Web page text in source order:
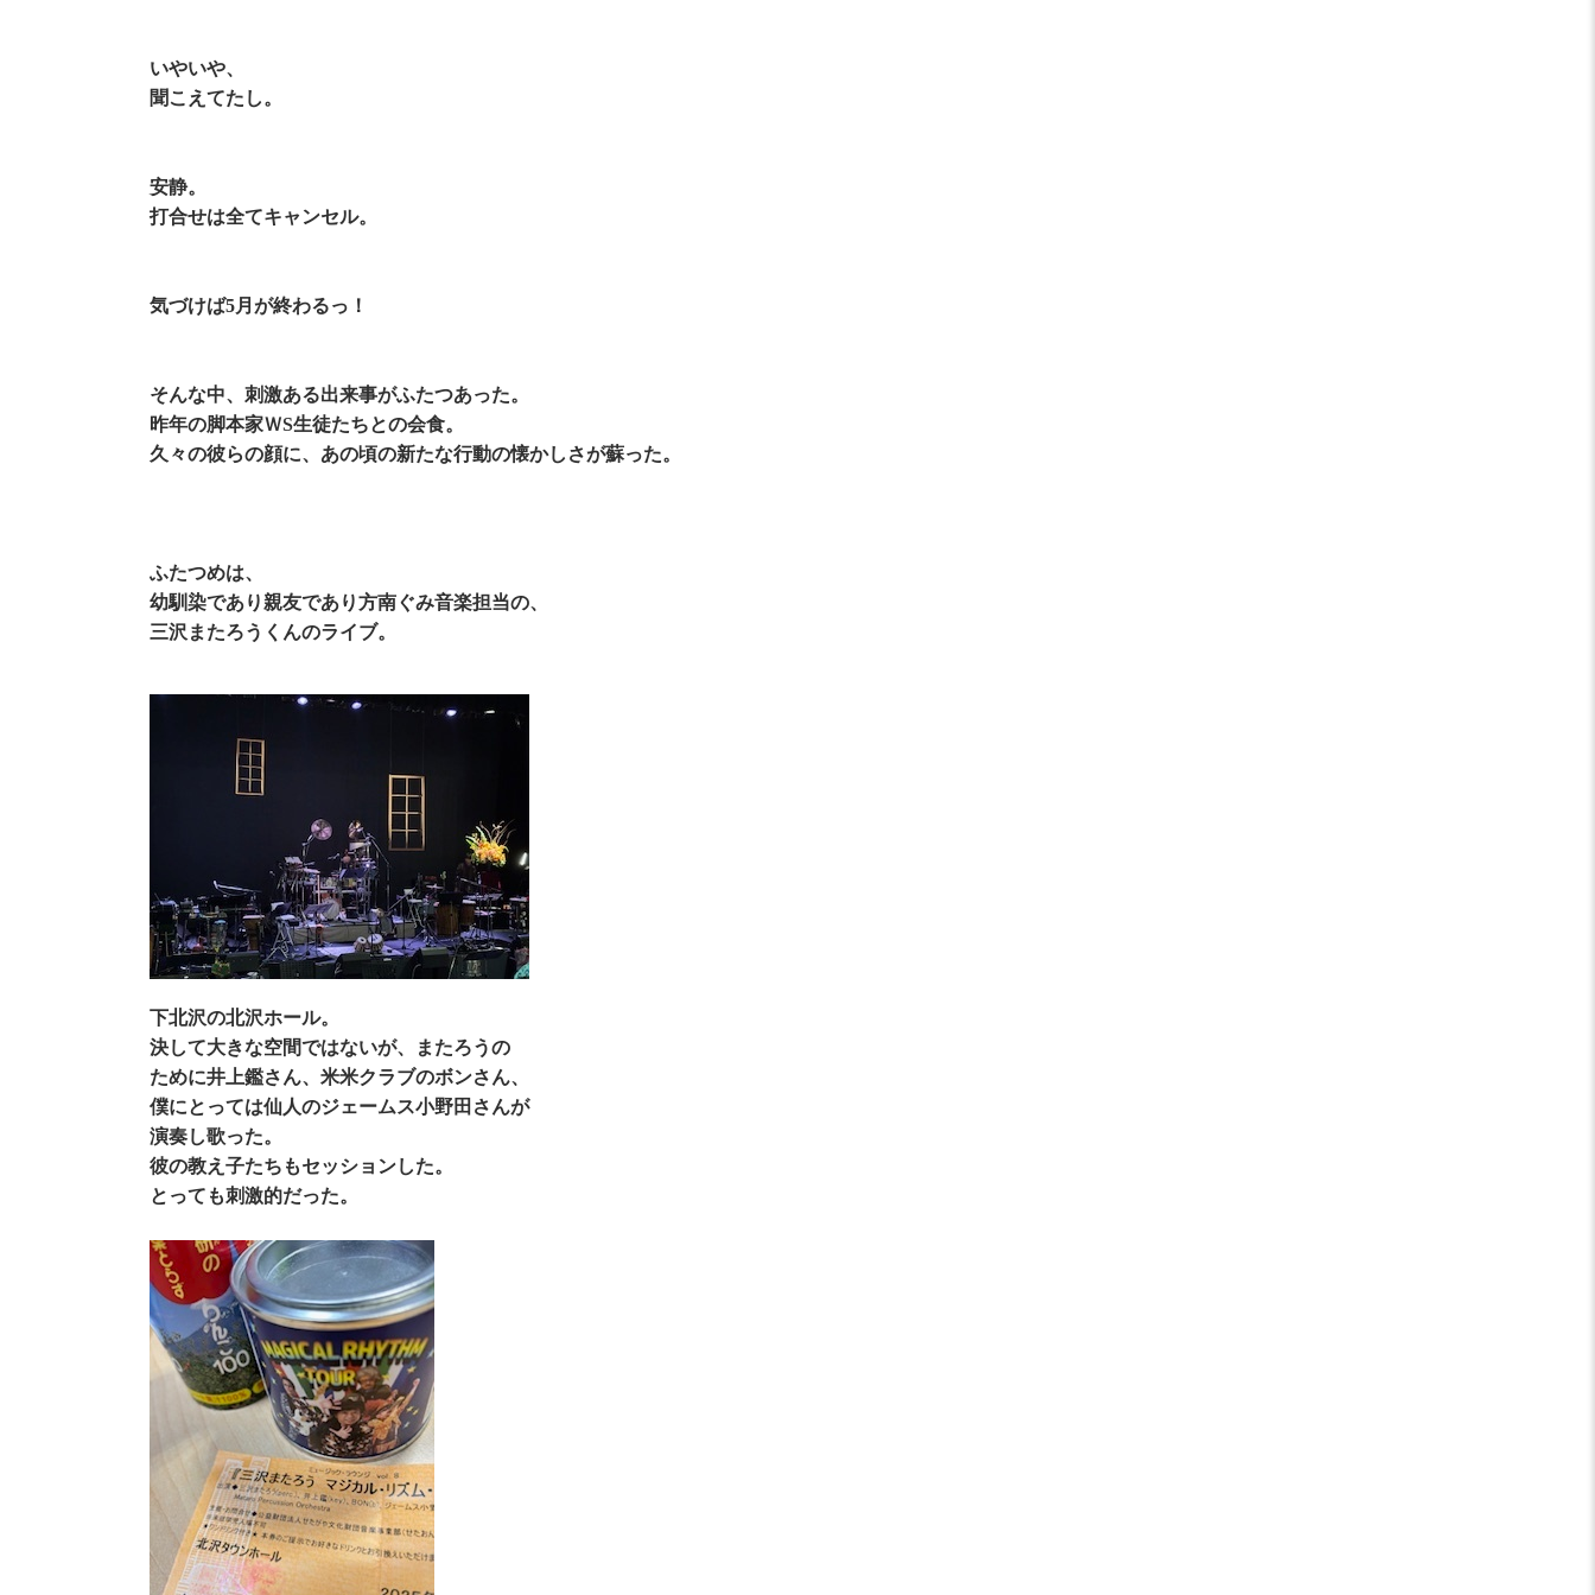
いやいや、
聞こえてたし。
安静。
打合せは全てキャンセル。
気づけば5月が終わるっ！
そんな中、刺激ある出来事がふたつあった。
昨年の脚本家ＷS生徒たちとの会食。
久々の彼らの顔に、あの頃の新たな行動の懐かしさが蘇った。
ふたつめは、
幼馴染であり親友であり方南ぐみ音楽担当の、
三沢またろうくんのライブ。
下北沢の北沢ホール。
決して大きな空間ではないが、またろうの
ために井上鑑さん、米米クラブのボンさん、
僕にとっては仙人のジェームス小野田さんが
演奏し歌った。
彼の教え子たちもセッションした。
とっても刺激的だった。